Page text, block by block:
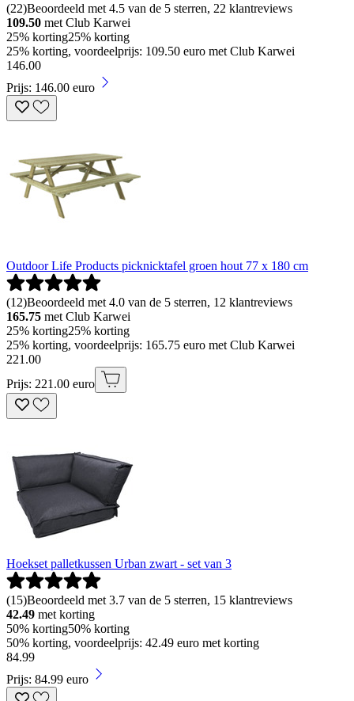
(22)Beoordeeld met 4.5 van de 5 sterren, 22 klantreviews
109.50 met Club Karwei
25% korting25% korting
25% korting, voordeelprijs: 109.50 euro met Club Karwei
146.00
Prijs: 146.00 euro
Outdoor Life Products picknicktafel groen hout 77 x 180 cm
(12)Beoordeeld met 4.0 van de 5 sterren, 12 klantreviews
165.75 met Club Karwei
25% korting25% korting
25% korting, voordeelprijs: 165.75 euro met Club Karwei
221 .00
Prijs: 221.00 euro
Hoekset palletkussen Urban zwart - set van 3
(15)Beoordeeld met 3.7 van de 5 sterren, 15 klantreviews
42.49 met korting
50% korting50% korting
50% korting, voordeelprijs: 42.49 euro met korting
84.99
Prijs: 84.99 euro